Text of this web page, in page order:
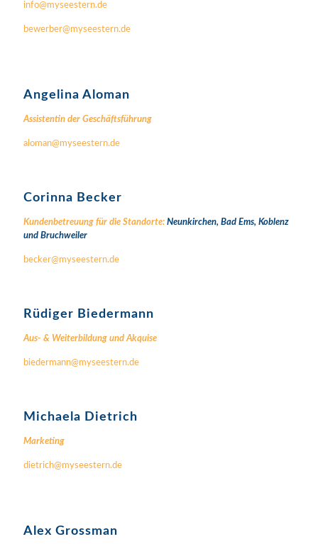
info@myseestern.de
bewerber@myseestern.de
Angelina Aloman
Assistentin der Geschäftsführung
aloman@myseestern.de
Corinna Becker
Kundenbetreuung für die Standorte: Neunkirchen, Bad Ems, Koblenz
und Bruchweiler
becker@myseestern.de
Rüdiger Biedermann
Aus- & Weiterbildung und Akquise
biedermann@myseestern.de
Michaela Dietrich
Marketing
dietrich@myseestern.de
Alex Grossman